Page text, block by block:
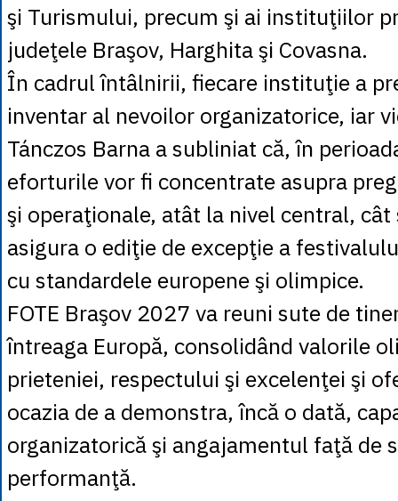
şi Turismului, precum şi ai instituţiilor
judeţele Braşov, Harghita şi Covasna.
În cadrul întâlnirii, fiecare instituţie a
inventar al nevoilor organizatorice, iar
Tánczos Barna a subliniat că, în
eforturile vor fi concentrate asupra
şi operaţionale, atât la nivel central,
asigura o ediţie de excepţie a
cu standardele europene şi olimpice.
FOTE Braşov 2027 va reuni sute de
întreaga Europă, consolidând valorile
prieteniei, respectului şi excelenţei şi
ocazia de a demonstra, încă o dată,
organizatorică şi angajamentul faţă de
performanţă.